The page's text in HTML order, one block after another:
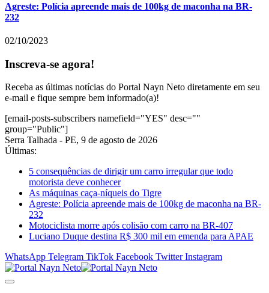
Agreste: Polícia apreende mais de 100kg de maconha na BR-
232
02/10/2023
Inscreva-se agora!
Receba as últimas notícias do Portal Nayn Neto diretamente em seu
e-mail e fique sempre bem informado(a)!
[email-posts-subscribers namefield="YES" desc=""
group="Public"]
Serra Talhada - PE, 9 de agosto de 2026
Últimas:
5 consequências de dirigir um carro irregular que todo
motorista deve conhecer
As máquinas caça-níqueis do Tigre
Agreste: Polícia apreende mais de 100kg de maconha na BR-
232
Motociclista morre após colisão com carro na BR-407
Luciano Duque destina R$ 300 mil em emenda para APAE
WhatsApp Telegram TikTok Facebook Twitter Instagram